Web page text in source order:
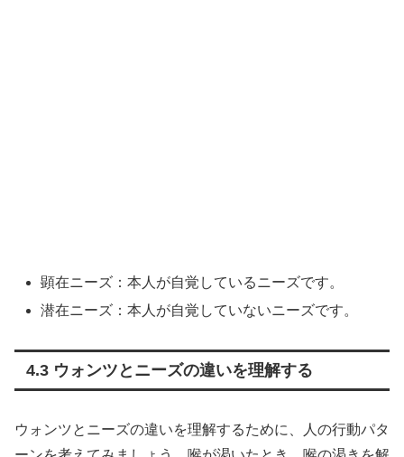
顕在ニーズ：本人が自覚しているニーズです。
潜在ニーズ：本人が自覚していないニーズです。
4.3 ウォンツとニーズの違いを理解する
ウォンツとニーズの違いを理解するために、人の行動パタ